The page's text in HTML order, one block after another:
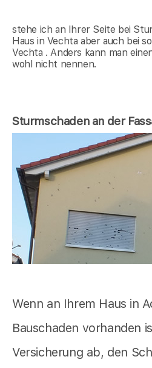
stehe ich an Ihrer Seite bei
Haus in Vechta aber auch bei
Vechta . Anders kann man
wohl nicht nennen.
Sturmschaden an der
Wenn an Ihrem Haus in
Bauschaden vorhanden
Versicherung ab, den